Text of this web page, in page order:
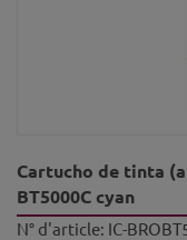
Cartucho de tinta
BT5000C cyan
N° d'article: IC-